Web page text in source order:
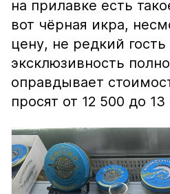
на прилавке есть
вот чёрная икра,
цену, не редкий
эксклюзивность
оправдывает
просят от 12 500 до